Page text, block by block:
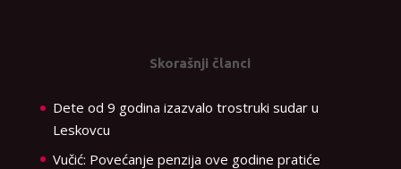
Skorašnji članci
Dete od 9 godina izazvalo trostruki sudar u
Leskovcu
Vučić: Povećanje penzija ove godine pratiće